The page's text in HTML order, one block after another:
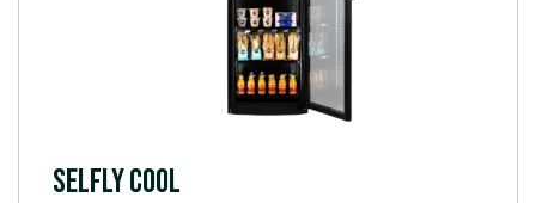
SELFLY COOL